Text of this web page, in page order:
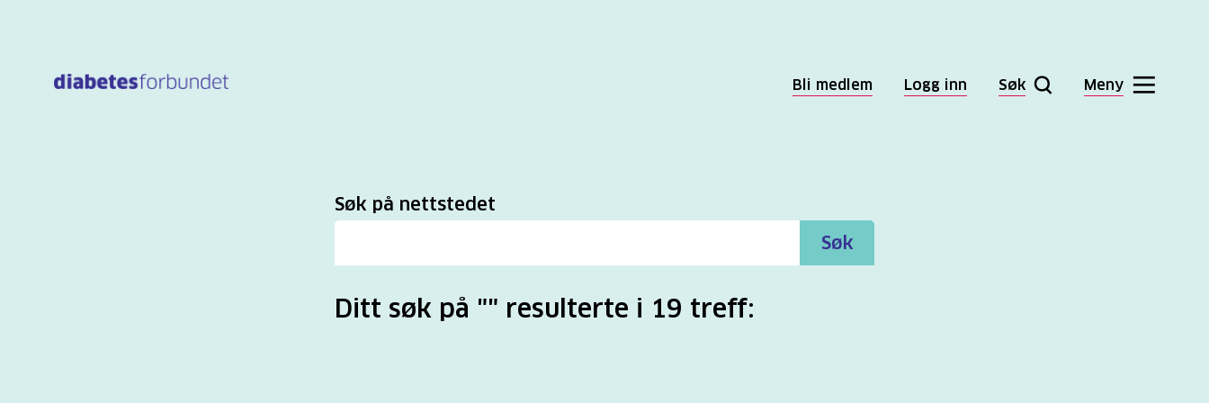
Bli medlem Logg inn Søk Meny
Søk
Søk på nettstedet
Søk
Ditt søk på "" resulterte i 19 treff: